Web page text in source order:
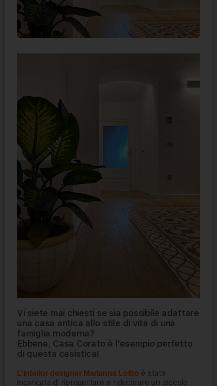
Vi siete mai chiesti se sia possibile adattare
una casa antica allo stile di vita di una
famiglia moderna?
Ebbene, Casa Corato è l’esempio perfetto
di questa casistica!
L’interior designer Marianna Lotito è stata
incaricata di riprogettare e ridecorare un piccolo